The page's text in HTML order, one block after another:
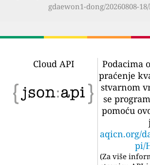
gdaewon1-dong/20260808-
Cloud API
Podacima
praćenje
stvarnom
se
pomoću
aqicn.org/
pi/
(Za više